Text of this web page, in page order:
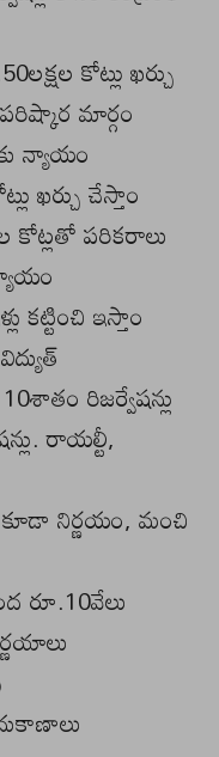
కోట్లు ఖర్చు
మార్గం
న్యాయం
ఖర్చు చేస్తాం
కోట్లతో పరికరాలు
కట్టించి ఇస్తాం
రిజర్వేషన్లు
రాయల్టీ,
కూడా నిర్ణయం, మంచి
రూ.10వేలు